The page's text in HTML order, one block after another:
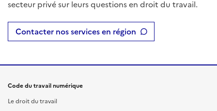
secteur privé sur leurs questions en droit du travail.
Contacter nos services en région
Code du travail numérique
Le droit du travail